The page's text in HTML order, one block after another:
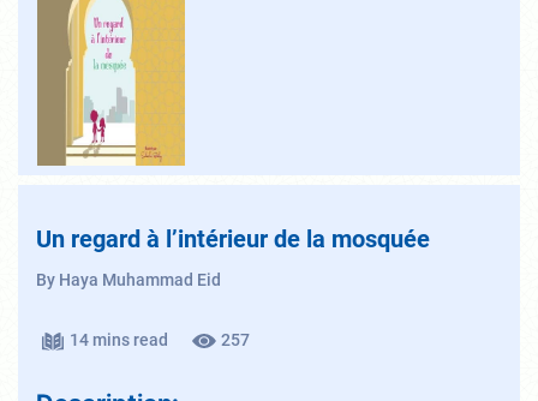
Un regard à l’intérieur de la mosquée
By Haya Muhammad Eid
14 mins read 257